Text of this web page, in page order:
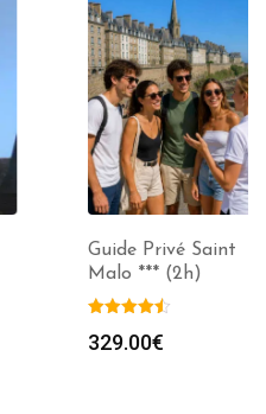
Guide Privé Saint
Malo *** (2h)
329.00€